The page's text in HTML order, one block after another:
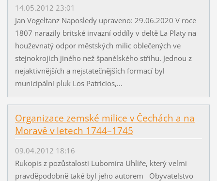
14.05.2012 23:01
Jan Vogeltanz Naposledy upraveno: 29.06.2020 V roce
1807 narazily britské invazní oddíly v deltě La Platy na
houževnatý odpor městských milic oblečených ve
stejnokrojích jiného než španělského střihu. Jednou z
nejaktivnějších a nejstatečnějších formací byl
municipální pluk Los Patricios,...
Organizace zemské milice v Čechách a na
Moravě v letech 1744–1745
09.04.2012 18:16
Rukopis z pozůstalosti Lubomíra Uhlíře, který velmi
pravděpodobně také byl jeho autorem Obyvatelstvo